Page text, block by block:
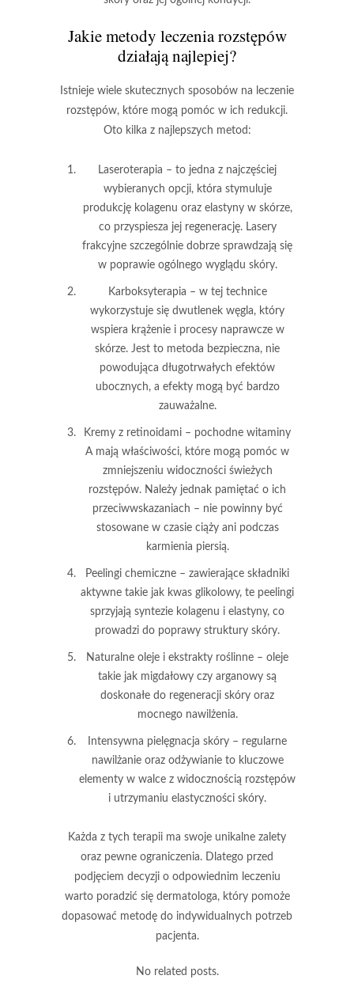
Jakie metody leczenia rozstępów
działają najlepiej?
Istnieje wiele skutecznych sposobów na leczenie
rozstępów, które mogą pomóc w ich redukcji.
Oto kilka z najlepszych metod:
Laseroterapia – to jedna z najczęściej
wybieranych opcji, która stymuluje
produkcję kolagenu oraz elastyny w skórze,
co przyspiesza jej regenerację. Lasery
frakcyjne szczególnie dobrze sprawdzają się
w poprawie ogólnego wyglądu skóry.
Karboksyterapia – w tej technice
wykorzystuje się dwutlenek węgla, który
wspiera krążenie i procesy naprawcze w
skórze. Jest to metoda bezpieczna, nie
powodująca długotrwałych efektów
ubocznych, a efekty mogą być bardzo
zauważalne.
Kremy z retinoidami – pochodne witaminy
A mają właściwości, które mogą pomóc w
zmniejszeniu widoczności świeżych
rozstępów. Należy jednak pamiętać o ich
przeciwwskazaniach – nie powinny być
stosowane w czasie ciąży ani podczas
karmienia piersią.
Peelingi chemiczne – zawierające składniki
aktywne takie jak kwas glikolowy, te peelingi
sprzyjają syntezie kolagenu i elastyny, co
prowadzi do poprawy struktury skóry.
Naturalne oleje i ekstrakty roślinne – oleje
takie jak migdałowy czy arganowy są
doskonałe do regeneracji skóry oraz
mocnego nawilżenia.
Intensywna pielęgnacja skóry – regularne
nawilżanie oraz odżywianie to kluczowe
elementy w walce z widocznością rozstępów
i utrzymaniu elastyczności skóry.
Każda z tych terapii ma swoje unikalne zalety
oraz pewne ograniczenia. Dlatego przed
podjęciem decyzji o odpowiednim leczeniu
warto poradzić się dermatologa, który pomoże
dopasować metodę do indywidualnych potrzeb
pacjenta.
No related posts.